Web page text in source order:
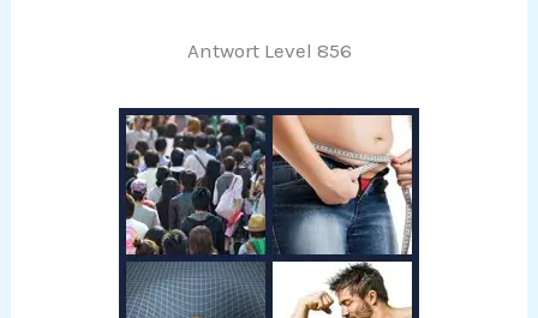
Antwort Level 856